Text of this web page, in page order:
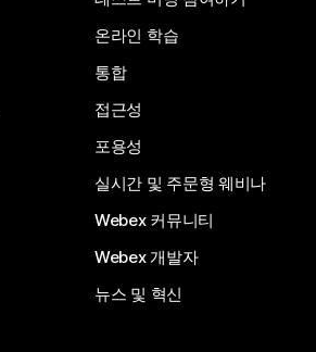
온라인 학습
통합
접근성
포용성
실시간 및 주문형 웨비나
Webex 커뮤니티
Webex 개발자
뉴스 및 혁신